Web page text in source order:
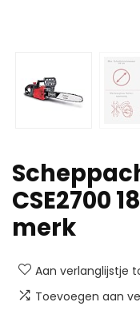
CSE2700
merk
Aan verlanglijstje
Toevoegen aan